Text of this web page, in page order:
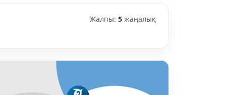
Жалпы: 5 жаңалық